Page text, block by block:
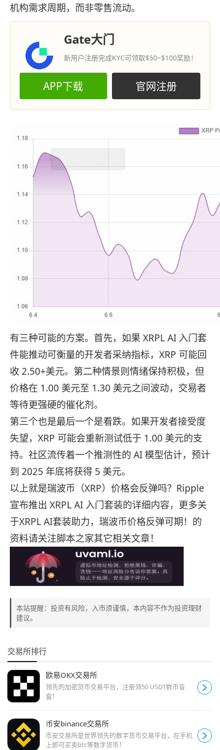
机构需求周期，而非零售流动。
Gate大门
新用户注册完成KYC可领取$50~$100奖励！
APP下载 官网注册
有三种可能的方案。首先，如果 XRPL AI 入门套
件能推动可衡量的开发者采纳指标，XRP 可能回
收 2.50+美元。第二种情景则情绪保持积极，但
价格在 1.00 美元至 1.30 美元之间波动，交易者
等待更强硬的催化剂。
第三个也是最后一个是看跌。如果开发者接受度
失望，XRP 可能会重新测试低于 1.00 美元的支
持。社区流传着一个推测性的 AI 模型估计，预计
到 2025 年底将获得 5 美元。
以上就是瑞波币（XRP）价格会反弹吗？Ripple
宣布推出 XRPL AI 入门套装的详细内容，更多关
于XRPL AI套装助力，瑞波币价格反弹可期！的
资料请关注脚本之家其它相关文章！
本站提醒：投资有风险，入市须谨慎，本内容不作为投资理财
建议。
交易所排行
欧易OKX交易所
领先的加密货币交易平台，注册领50 USDT数币盲
盒！
币安binance交易所
币安交易所是世界领先的数字货币交易平台，在手机
上即可买卖btc等数字货币！